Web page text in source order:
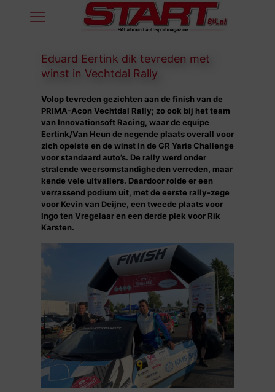
Eduard Eertink dik tevreden met
winst in Vechtdal Rally
Volop tevreden gezichten aan de finish van de
PRIMA-Acon Vechtdal Rally; zo ook bij het team
van Innovationsoft Racing, waar de equipe
Eertink/Van Heun de negende plaats overall voor
zich opeiste en de winst in de GR Yaris Challenge
voor standaard auto’s. De rally werd onder
stralende weersomstandigheden verreden, maar
kende vele uitvallers. Daardoor rolde er een
verrassend podium uit, met de eerste rally-zege
voor Kevin van Deijne, een tweede plaats voor
Ingo ten Vregelaar en een derde plek voor Rik
Karsten.